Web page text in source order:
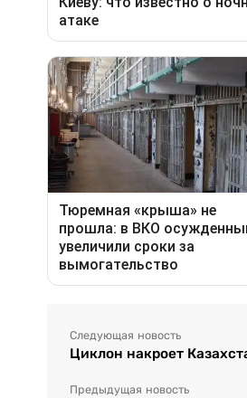
Следующая новость
Циклон накроет
Предыдущая новость